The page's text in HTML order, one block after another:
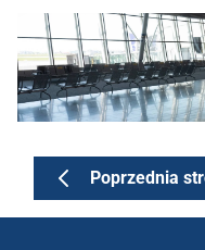
Poprzednia